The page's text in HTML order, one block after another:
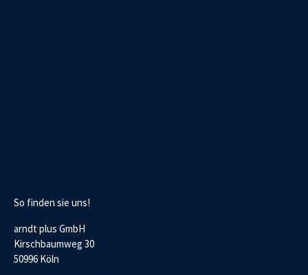
So finden sie uns!
arndt plus GmbH
Kirschbaumweg 30
50996 Köln